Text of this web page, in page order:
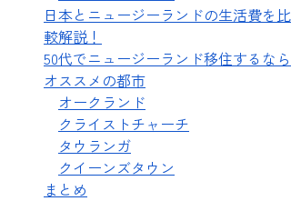
日本とニュージーランドの生活費を比
較解説！
50代でニュージーランド移住するなら
オススメの都市
オークランド
クライストチャーチ
タウランガ
クイーンズタウン
まとめ